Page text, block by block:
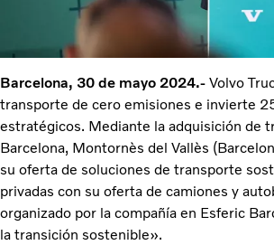
Barcelona, 30 de mayo 2024.- Volvo
transporte de cero emisiones e invierte
estratégicos. Mediante la adquisición de
Barcelona, Montornès del Vallès
su oferta de soluciones de transporte
privadas con su oferta de camiones y
organizado por la compañía en Esferic
la transición sostenible».